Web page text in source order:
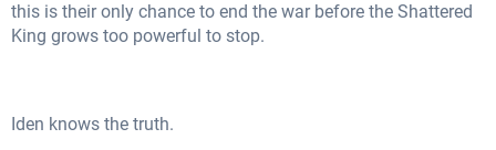
this is their only chance to end the war before the Shattered
King grows too powerful to stop.
Iden knows the truth.